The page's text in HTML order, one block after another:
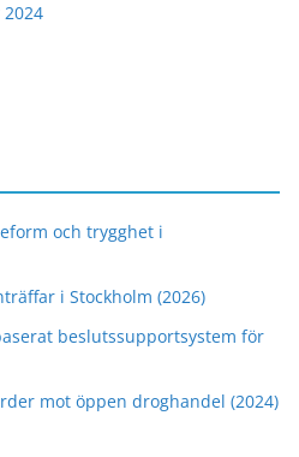
och trygghet i
i Stockholm (2026)
beslutssupportsystem för
mot öppen droghandel (2024)